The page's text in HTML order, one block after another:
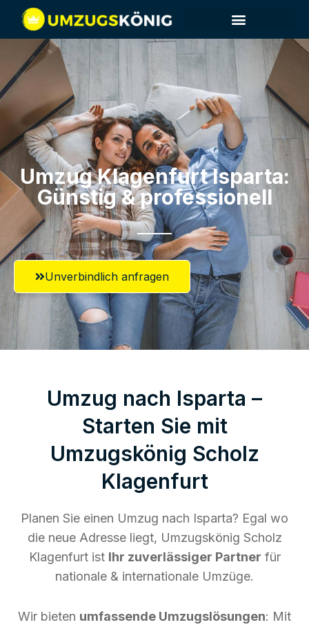
Umzug Klagenfurt​ Isparta:
Günstig & professionell​
Unverbindlich anfragen
Umzug nach Isparta –
Starten Sie mit
Umzugskönig Scholz
Klagenfurt
Planen Sie einen Umzug nach Isparta? Egal wo
die neue Adresse liegt, Umzugskönig Scholz
Klagenfurt ist Ihr zuverlässiger Partner für
nationale & internationale Umzüge.
Wir bieten umfassende Umzugslösungen: Mit